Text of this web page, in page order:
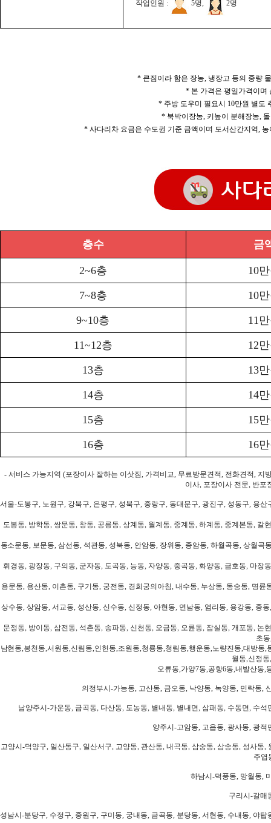
작업인원 : 5명, 2명
* 큰짐이라 함은 장농, 냉장고 등의 중량
* 본 가격은 평일가격이며
* 주방 도우미 필요시 10만원 별도
* 북박이장농, 키높이 분해장농,
* 사다리차 요금은 수도권 기준 금액이며 도서산간지역,
층수 금
2~6층 10
7~8층 10
9~10층 11
11~12층 12
13층 13
14층 14
15층 15
16층 16
- 서비스 가능지역 (포장이사 잘하는 이삿짐, 가격비교, 무료방문견적, 전화견적,
이사, 포장이사 전문, 반포
서울-도봉구, 노원구, 강북구, 은평구, 성북구, 중랑구, 동대문구, 광진구, 성동구, 용
도봉동, 방학동, 쌍문동, 창동, 공릉동, 상계동, 월계동, 중계동, 하계동, 중계본동,
동소문동, 보문동, 삼선동, 석관동, 성북동, 안암동, 장위동, 종암동, 하월곡동, 상월
휘경동, 광장동, 구의동, 군자동, 도곡동, 능동, 자양동, 중곡동, 화양동, 금호동, 마
용문동, 용산동, 이촌동, 구기동, 궁전동, 경희궁의아침, 내수동, 누상동, 동숭동, 명
상수동, 상암동, 서교동, 성산동, 신수동, 신정동, 아현동, 연남동, 염리동, 용강동, 중
문정동, 방이동, 삼전동, 석촌동, 송파동, 신천동, 오금동, 오륜동, 잠실동, 개포동,
초
남현동,봉천동,서원동,신림동,인헌동,조원동,청룡동,청림동,행운동,노량진동,대방
월동,신정
오류동,가양7동,공항6동,내발산동,
의정부시-가능동, 고산동, 금오동, 낙양동, 녹양동, 민락동,
남양주시-가운동, 금곡동, 다산동, 도농동, 별내동, 별내면, 삼패동, 수동면, 수
양주시-고암동, 고읍동, 광사동, 광
고양시-덕양구, 일산동구, 일산서구, 고양동, 관산동, 내곡동, 삼숭동, 삼송동, 성사
주엽
하남시-덕풍동, 망월동,
구리시-갈매
성남시-분당구, 수정구, 중원구, 구미동, 궁내동, 금곡동, 분당동, 서현동, 수내동, 야